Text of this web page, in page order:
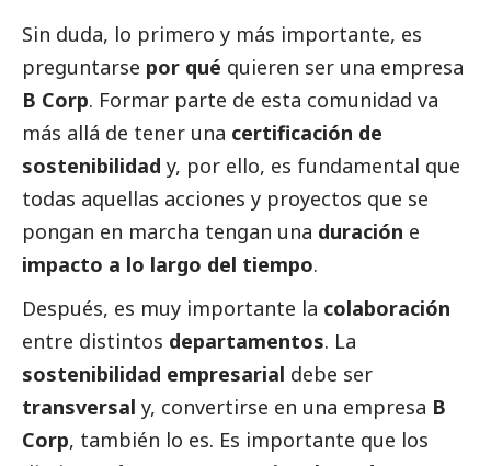
Sin duda, lo primero y más importante, es
preguntarse por qué quieren ser una empresa
B Corp. Formar parte de esta comunidad va
más allá de tener una certificación de
sostenibilidad y, por ello, es fundamental que
todas aquellas acciones y proyectos que se
pongan en marcha tengan una duración e
impacto a lo largo del tiempo.
Después, es muy importante la colaboración
entre distintos departamentos. La
sostenibilidad empresarial debe ser
transversal y, convertirse en una empresa B
Corp, también lo es. Es importante que los